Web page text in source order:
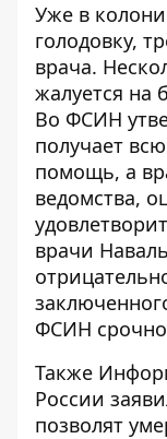
Уже в
голодовку,
врача.
жалуется на
Во ФСИН
получает
помощь, а
ведомства,
врачи
ФСИН
Также
России
позволят